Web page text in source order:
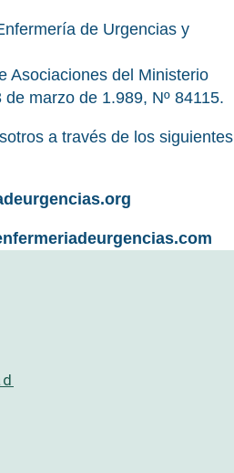
de Urgencias y
Asociaciones del Ministerio
marzo de 1.989, Nº 84115.
a través de los siguientes